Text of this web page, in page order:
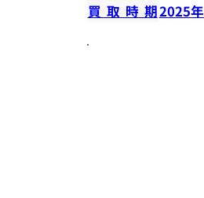
買取時期2025